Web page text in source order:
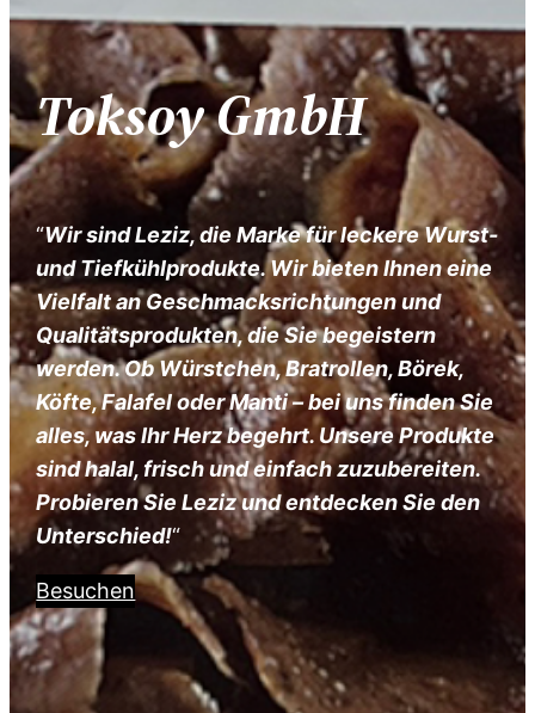
Toksoy GmbH
“Wir sind Leziz, die Marke für leckere Wurst-
und Tiefkühlprodukte. Wir bieten Ihnen eine
Vielfalt an Geschmacksrichtungen und
Qualitätsprodukten, die Sie begeistern
werden. Ob Würstchen, Bratrollen, Börek,
Köfte, Falafel oder Manti – bei uns finden Sie
alles, was Ihr Herz begehrt. Unsere Produkte
sind halal, frisch und einfach zuzubereiten.
Probieren Sie Leziz und entdecken Sie den
Unterschied!“
Besuchen